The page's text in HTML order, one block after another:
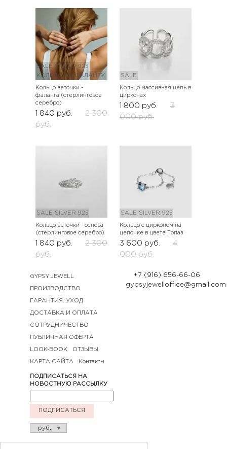
SALE SILVER 925
КОЛЬЦО НА ФАЛАНГУ
Кольцо веточки -
фаланга (стерлинговое
серебро)
1 840 руб.
2 300
руб.
SALE
Кольцо массивная цепь в
цирконах
1 800 руб.
3
000 руб.
SALE SILVER 925
Кольцо веточки - основа
(стерлинговое серебро)
1 840 руб.
2 300
руб.
SALE SILVER 925
Кольцо с цирконом на
цепочке в цвете Топаз
3 600 руб.
4
000 руб.
GYPSY JEWELL
ПРОИЗВОДСТВО
ГАРАНТИЯ. УХОД
ДОСТАВКА И ОПЛАТА
СОТРУДНИЧЕСТВО
ПУБЛИЧНАЯ ОФЕРТА
LOOK-BOOK ОТЗЫВЫ
КАРТА САЙТА Контакты
+7 (916) 656-66-06
gypsyjewelloffice@gmail.com
ПОДПИСАТЬСЯ НА
НОВОСТНУЮ РАССЫЛКУ
ПОДПИСАТЬСЯ